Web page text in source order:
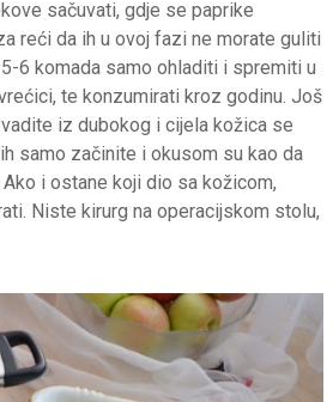
sačuvati, gdje se paprike
reći da ih u ovoj fazi ne morate guliti
6 komada samo ohladiti i spremiti u
te konzumirati kroz godinu. Još
iz dubokog i cijela kožica se
samo začinite i okusom su kao da
i ostane koji dio sa kožicom,
Niste kirurg na operacijskom stolu,